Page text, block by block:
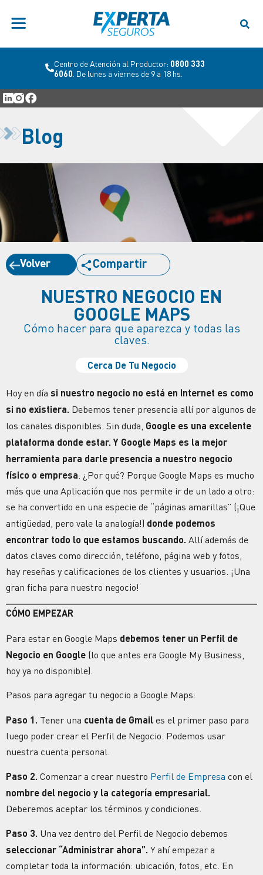
Centro de Atención al Productor: 0800 333
6060 . De lunes a viernes de 9 a 18 hs.
Blog
Volver Compartir
NUESTRO NEGOCIO EN
GOOGLE MAPS
Cómo hacer para que aparezca y todas las
claves.
Cerca De Tu Negocio
Hoy en día si nuestro negocio no está en Internet es como
si no existiera. Debemos tener presencia allí por algunos de
los canales disponibles. Sin duda, Google es una excelente
plataforma donde estar. Y Google Maps es la mejor
herramienta para darle presencia a nuestro negocio
físico o empresa . ¿Por qué? Porque Google Maps es mucho
más que una Aplicación que nos permite ir de un lado a otro:
se ha convertido en una especie de “páginas amarillas” (¡Que
antigüedad, pero vale la analogía!) donde podemos
encontrar todo lo que estamos buscando. Allí además de
datos claves como dirección, teléfono, página web y fotos,
hay reseñas y calificaciones de los clientes y usuarios. ¡Una
gran ficha para nuestro negocio!
CÓMO EMPEZAR
Para estar en Google Maps debemos tener un Perfil de
Negocio en Google (lo que antes era Google My Business,
hoy ya no disponible).
Pasos para agregar tu negocio a Google Maps:
Paso 1. Tener una cuenta de Gmail es el primer paso para
luego poder crear el Perfil de Negocio. Podemos usar
nuestra cuenta personal.
Paso 2. Comenzar a crear nuestro Perfil de Empresa con el
nombre del negocio y la categoría empresarial.
Deberemos aceptar los términos y condiciones.
Paso 3. Una vez dentro del Perfil de Negocio debemos
seleccionar “Administrar ahora”. Y ahí empezar a
completar toda la información: ubicación, fotos, etc. En